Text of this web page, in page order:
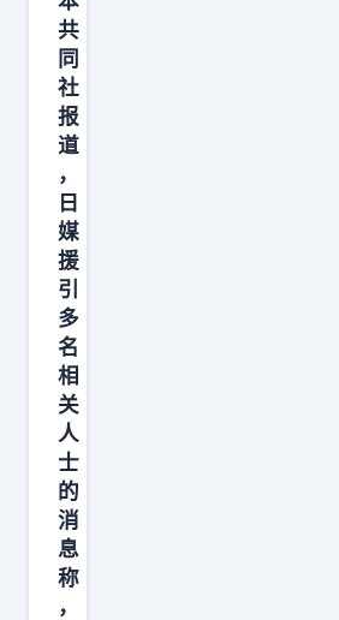
乌
克
兰
基
辅
，
乌
克
兰
傻
眼
了
，
共
同
社
报
道
，
日
媒
援
引
多
名
相
关
人
士
的
消
息
称
，